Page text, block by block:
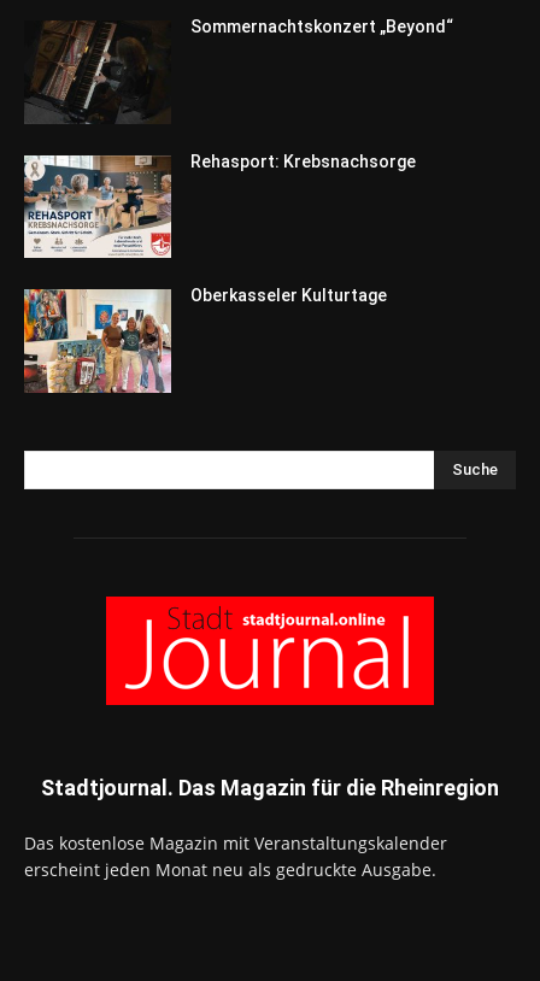
Sommernachtskonzert „Beyond“
Rehasport: Krebsnachsorge
Oberkasseler Kulturtage
Suche
Stadtjournal. Das Magazin für die Rheinregion
Das kostenlose Magazin mit Veranstaltungskalender
erscheint jeden Monat neu als gedruckte Ausgabe.